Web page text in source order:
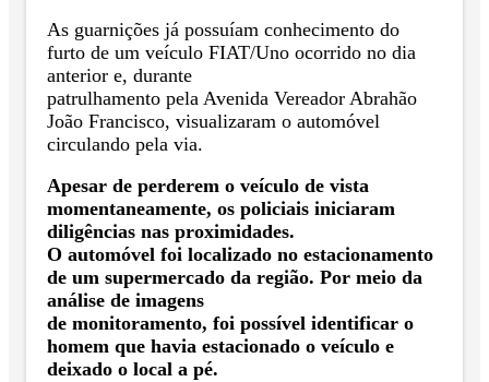
As guarnições já possuíam conhecimento do
furto de um veículo FIAT/Uno ocorrido no dia
anterior e, durante
patrulhamento pela Avenida Vereador Abrahão
João Francisco, visualizaram o automóvel
circulando pela via.
Apesar de perderem o veículo de vista
momentaneamente, os policiais iniciaram
diligências nas proximidades.
O automóvel foi localizado no estacionamento
de um supermercado da região. Por meio da
análise de imagens
de monitoramento, foi possível identificar o
homem que havia estacionado o veículo e
deixado o local a pé.